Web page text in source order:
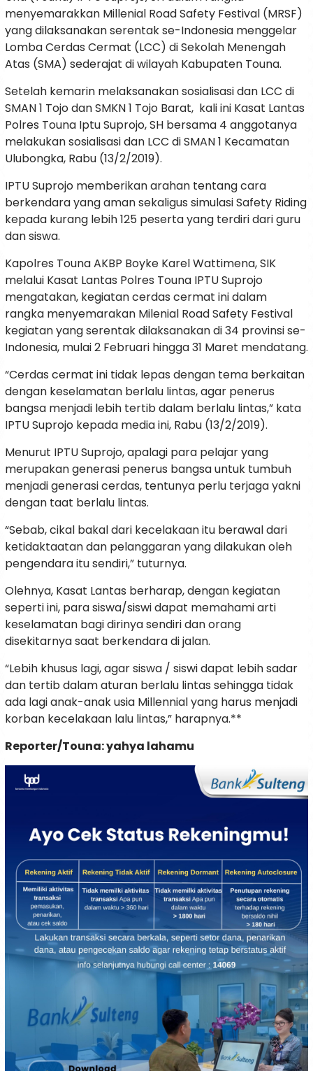
menyemarakkan Millenial Road Safety Festival (MRSF)
yang dilaksanakan serentak se-Indonesia menggelar
Lomba Cerdas Cermat (LCC) di Sekolah Menengah
Atas (SMA) sederajat di wilayah Kabupaten Touna.
Setelah kemarin melaksanakan sosialisasi dan LCC di
SMAN 1 Tojo dan SMKN 1 Tojo Barat, kali ini Kasat Lantas
Polres Touna Iptu Suprojo, SH bersama 4 anggotanya
melakukan sosialisasi dan LCC di SMAN 1 Kecamatan
Ulubongka, Rabu (13/2/2019).
IPTU Suprojo memberikan arahan tentang cara
berkendara yang aman sekaligus simulasi Safety Riding
kepada kurang lebih 125 peserta yang terdiri dari guru
dan siswa.
Kapolres Touna AKBP Boyke Karel Wattimena, SIK
melalui Kasat Lantas Polres Touna IPTU Suprojo
mengatakan, kegiatan cerdas cermat ini dalam
rangka menyemarakan Milenial Road Safety Festival
kegiatan yang serentak dilaksanakan di 34 provinsi se-
Indonesia, mulai 2 Februari hingga 31 Maret mendatang.
“Cerdas cermat ini tidak lepas dengan tema berkaitan
dengan keselamatan berlalu lintas, agar penerus
bangsa menjadi lebih tertib dalam berlalu lintas,” kata
IPTU Suprojo kepada media ini, Rabu (13/2/2019).
Menurut IPTU Suprojo, apalagi para pelajar yang
merupakan generasi penerus bangsa untuk tumbuh
menjadi generasi cerdas, tentunya perlu terjaga yakni
dengan taat berlalu lintas.
“Sebab, cikal bakal dari kecelakaan itu berawal dari
ketidaktaatan dan pelanggaran yang dilakukan oleh
pengendara itu sendiri,” tuturnya.
Olehnya, Kasat Lantas berharap, dengan kegiatan
seperti ini, para siswa/siswi dapat memahami arti
keselamatan bagi dirinya sendiri dan orang
disekitarnya saat berkendara di jalan.
“Lebih khusus lagi, agar siswa / siswi dapat lebih sadar
dan tertib dalam aturan berlalu lintas sehingga tidak
ada lagi anak-anak usia Millennial yang harus menjadi
korban kecelakaan lalu lintas,” harapnya.**
Reporter/Touna: yahya lahamu